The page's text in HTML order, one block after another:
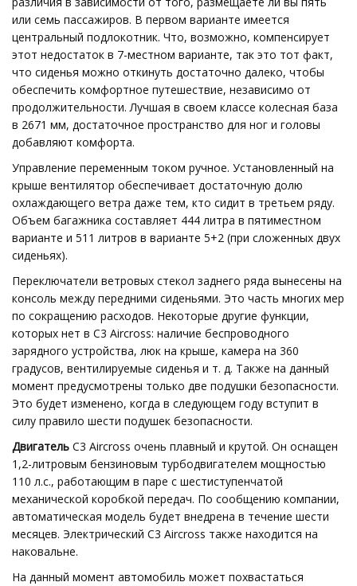
или семь пассажиров. В первом варианте имеется
центральный подлокотник. Что, возможно, компенсирует
этот недостаток в 7-местном варианте, так это тот факт,
что сиденья можно откинуть достаточно далеко, чтобы
обеспечить комфортное путешествие, независимо от
продолжительности. Лучшая в своем классе колесная база
в 2671 мм, достаточное пространство для ног и головы
добавляют комфорта.
Управление переменным током ручное. Установленный на
крыше вентилятор обеспечивает достаточную долю
охлаждающего ветра даже тем, кто сидит в третьем ряду.
Объем багажника составляет 444 литра в пятиместном
варианте и 511 литров в варианте 5+2 (при сложенных двух
сиденьях).
Переключатели ветровых стекол заднего ряда вынесены на
консоль между передними сиденьями. Это часть многих мер
по сокращению расходов. Некоторые другие функции,
которых нет в C3 Aircross: наличие беспроводного
зарядного устройства, люк на крыше, камера на 360
градусов, вентилируемые сиденья и т. д. Также на данный
момент предусмотрены только две подушки безопасности.
Это будет изменено, когда в следующем году вступит в
силу правило шести подушек безопасности.
Двигатель C3 Aircross очень плавный и крутой. Он оснащен
1,2-литровым бензиновым турбодвигателем мощностью
110 л.с., работающим в паре с шестиступенчатой ​​
механической коробкой передач. По сообщению компании,
автоматическая модель будет внедрена в течение шести
месяцев. Электрический C3 Aircross также находится на
наковальне.
На данный момент автомобиль может похвастаться